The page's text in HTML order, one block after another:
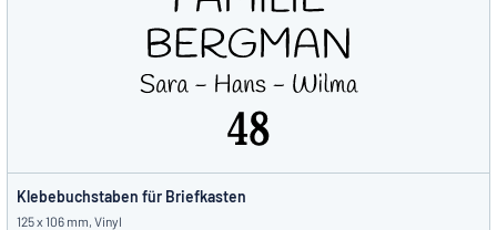
Klebebuchstaben für Briefkasten
125 x 106 mm, Vinyl